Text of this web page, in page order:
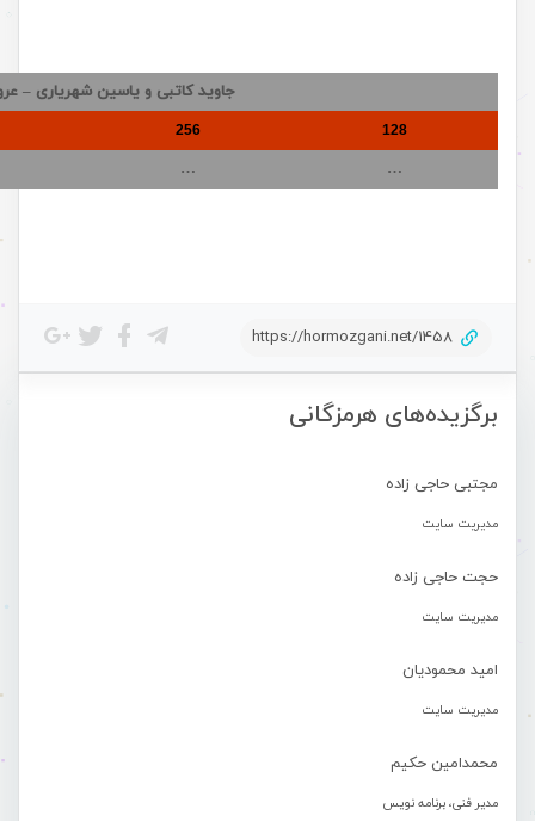
برگزیده‌های هرمزگانی
مجتبی حاجی زاده
مدیریت سایت
حجت حاجی زاده
مدیریت سایت
امید محمودیان
مدیریت سایت
محمدامین حکیم
مدیر فنی، برنامه نویس
جاوید کاتبی و یاسین شهریاری –
128
256
…
…
https://hormozgani.net/1458